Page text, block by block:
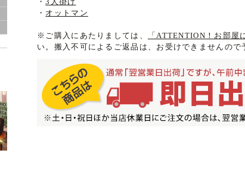
・ オットマン
※ご購入にあたりましては、 「ATTENTION！お部屋
い。搬入不可によるご返品は、お受けできませんので